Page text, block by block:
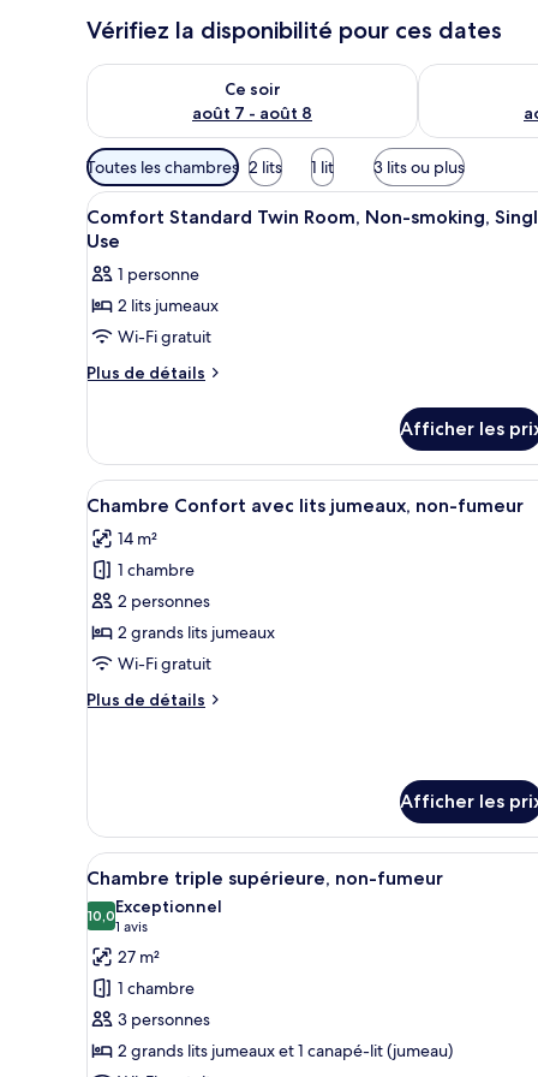
Vérifiez la disponibilité pour ces dates
Ce soir
août 7 - août 8
Vérifier la disponibilité pour ce soir août 7 - août 8
Vérifier la
Filtres
disponibles
pour
les
chambres
Toutes les chambres 2 lits 1 lit 3 lits ou plus
Afficher
toutes
les
photos
pour
ce
type
Comfort
Standard
Twin
Room,
Non-
smoking,
Single
Use
Une chambre d’hôtel avec
1
Comfort Standard Twin Room, Non-smoking,
Use
1 personne
2 lits jumeaux
Wi-Fi gratuit
Plus de détails
Plus
Comfort
Standard
Twin
Non-
smoking,
Single
Use
Afficher les
Afficher
toutes
les
photos
pour
ce
type
chambre :
lits
jumeaux,
non-
fumeur
Une chambre d’hôtel avec
11
Chambre Confort avec lits jumeaux, non-fumeur
14 m²
1 chambre
2 personnes
2 grands lits jumeaux
Wi-Fi gratuit
Plus de détails
Plus
avec
lits
jumeaux,
fumeur
Afficher les
Afficher
toutes
les
photos
pour
ce
type
de
Espace de travail pour
11
Chambre triple supérieure, non-fumeur
10,010,0 sur 10
Exceptionnel
1 avis
(1 avis)
27 m²
1 chambre
3 personnes
2 grands lits jumeaux et 1 canapé-lit (jumeau)